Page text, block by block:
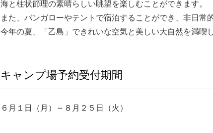
海と柱状節理の素晴らしい眺望を楽しむことができます。
また、バンガローやテントで宿泊することができ、非日常
今年の夏、「乙島」できれいな空気と美しい大自然を満喫
キャンプ場予約受付期間
６月１日（月）～８月２５日（火）